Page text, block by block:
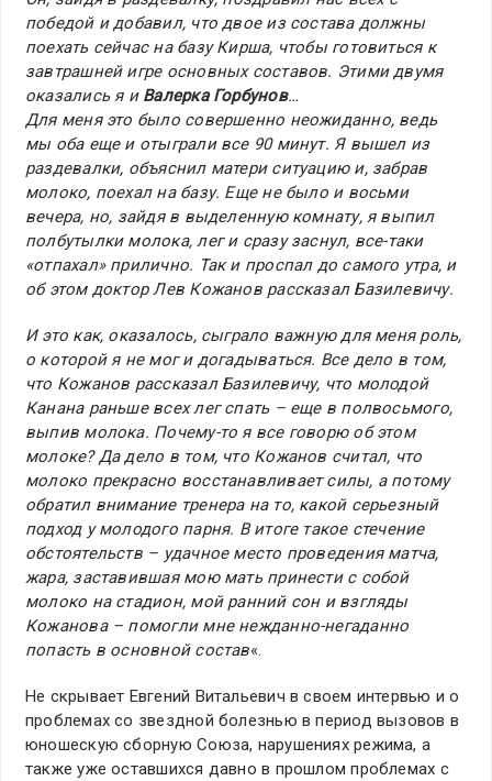
победой и добавил, что двое из состава должны
поехать сейчас на базу Кирша, чтобы готовиться к
завтрашней игре основных составов. Этими двумя
оказались я и Валерка Горбунов…
Для меня это было совершенно неожиданно, ведь
мы оба еще и отыграли все 90 минут. Я вышел из
раздевалки, объяснил матери ситуацию и, забрав
молоко, поехал на базу. Еще не было и восьми
вечера, но, зайдя в выделенную комнату, я выпил
полбутылки молока, лег и сразу заснул, все-таки
«отпахал» прилично. Так и проспал до самого утра, и
об этом доктор Лев Кожанов рассказал Базилевичу.
И это как, оказалось, сыграло важную для меня роль,
о которой я не мог и догадываться. Все дело в том,
что Кожанов рассказал Базилевичу, что молодой
Канана раньше всех лег спать – еще в полвосьмого,
выпив молока. Почему-то я все говорю об этом
молоке? Да дело в том, что Кожанов считал, что
молоко прекрасно восстанавливает силы, а потому
обратил внимание тренера на то, какой серьезный
подход у молодого парня. В итоге такое стечение
обстоятельств – удачное место проведения матча,
жара, заставившая мою мать принести с собой
молоко на стадион, мой ранний сон и взгляды
Кожанова – помогли мне нежданно-негаданно
попасть в основной состав«.
Не скрывает Евгений Витальевич в своем интервью и о
проблемах со звездной болезнью в период вызовов в
юношескую сборную Союза, нарушениях режима, а
также уже оставшихся давно в прошлом проблемах с